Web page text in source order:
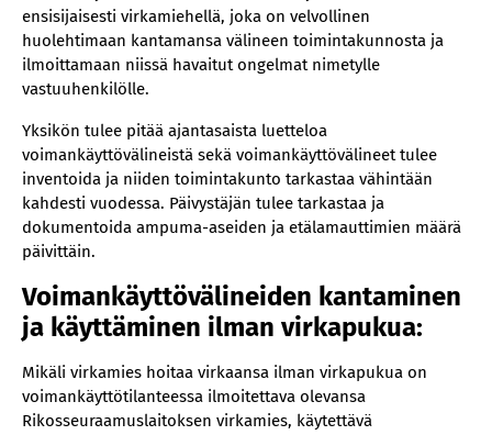
ensisijaisesti virkamiehellä, joka on velvollinen
huolehtimaan kantamansa välineen toimintakunnosta ja
ilmoittamaan niissä havaitut ongelmat nimetylle
vastuuhenkilölle.
Yksikön tulee pitää ajantasaista luetteloa
voimankäyttövälineistä sekä voimankäyttövälineet tulee
inventoida ja niiden toimintakunto tarkastaa vähintään
kahdesti vuodessa. Päivystäjän tulee tarkastaa ja
dokumentoida ampuma-aseiden ja etälamauttimien määrä
päivittäin.
Voimankäyttövälineiden kantaminen
ja käyttäminen ilman virkapukua:
Mikäli virkamies hoitaa virkaansa ilman virkapukua on
voimankäyttötilanteessa ilmoitettava olevansa
Rikosseuraamuslaitoksen virkamies, käytettävä